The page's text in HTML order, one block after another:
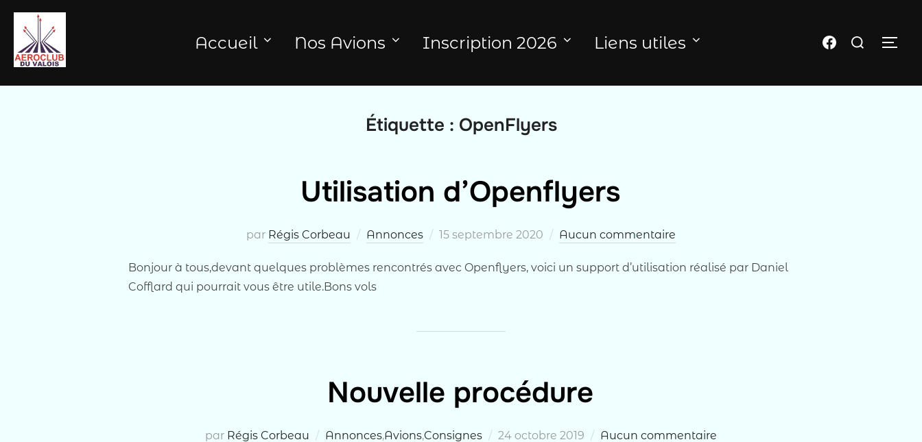
contenu
Accueil Nos Avions Inscription 2026 Liens utiles Page FB du clubRechercher :
Étiquette : OpenFlyers
Utilisation d’Openflyers
par Régis Corbeau Annonces
Publié
15 septembre 2020 Aucun commentaire
Bonjour à tous,devant quelques problèmes rencontrés avec Openflyers, voici un support d’utilisation réalisé par Daniel
Cofflard qui pourrait vous être utile.Bons vols
Nouvelle procédure
par Régis Corbeau Annonces,Avions,Consignes
Publié
24 octobre 2019 Aucun commentaire